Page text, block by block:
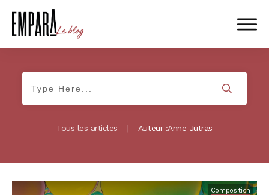
Tous les articles | Auteur :Anne Jutras
Composition